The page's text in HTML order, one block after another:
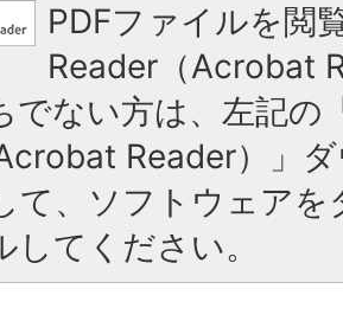
PDFファイルを閲
Reader（Acrobat
でない方は、左記の
Reader）」
て、ソフトウェア
してください。